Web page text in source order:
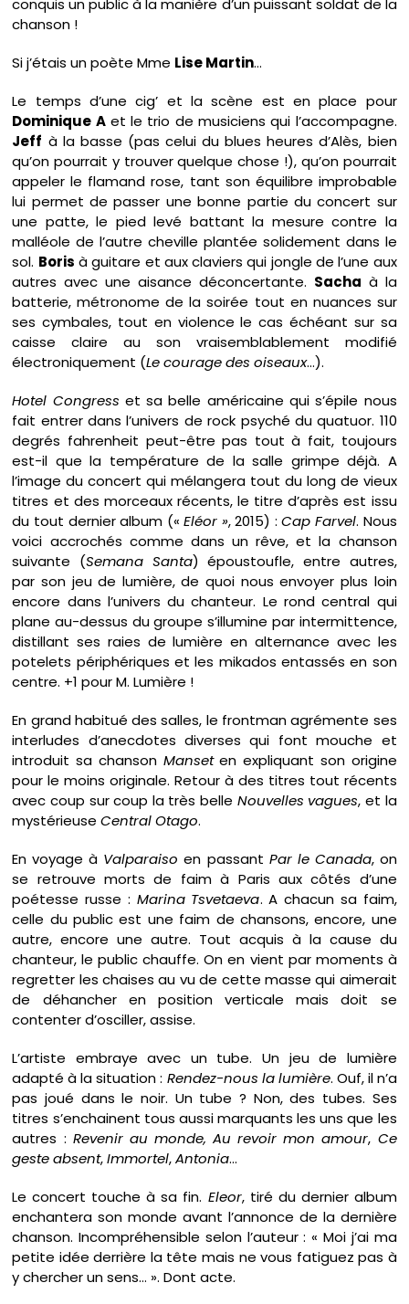
conquis un public à la manière d’un puissant soldat de la
chanson !
Si j’étais un poète Mme Lise Martin…
Le temps d’une cig’ et la scène est en place pour
Dominique Aet le trio de musiciens qui l’accompagne.
Jeff à la basse (pas celui du blues heures d’Alès, bien
qu’on pourrait y trouver quelque chose !), qu’on pourrait
appeler le flamand rose, tant son équilibre improbable
lui permet de passer une bonne partie du concert sur
une patte, le pied levé battant la mesure contre la
malléole de l’autre cheville plantée solidement dans le
sol. Boris à guitare et aux claviers qui jongle de l’une aux
autres avec une aisance déconcertante. Sacha à la
batterie, métronome de la soirée tout en nuances sur
ses cymbales, tout en violence le cas échéant sur sa
caisse claire au son vraisemblablement modifié
électroniquement (Le courage des oiseaux…).
Hotel Congress et sa belle américaine qui s’épile nous
fait entrer dans l’univers de rock psyché du quatuor. 110
degrés fahrenheit peut-être pas tout à fait, toujours
est-il que la température de la salle grimpe déjà. A
l’image du concert qui mélangera tout du long de vieux
titres et des morceaux récents, le titre d’après est issu
du tout dernier album («Eléor », 2015) :Cap Farvel. Nous
voici accrochés comme dans un rêve, et la chanson
suivante (Semana Santa) époustoufle, entre autres,
par son jeu de lumière, de quoi nous envoyer plus loin
encore dans l’univers du chanteur. Le rond central qui
plane au-dessus du groupe s’illumine par intermittence,
distillant ses raies de lumière en alternance avec les
potelets périphériques et les mikados entassés en son
centre. +1 pour M. Lumière !
En grand habitué des salles, le frontman agrémente ses
interludes d’anecdotes diverses qui font mouche et
introduit sa chanson Manseten expliquant son origine
pour le moins originale. Retour à des titres tout récents
avec coup sur coup la très belle Nouvelles vagues, et la
mystérieuseCentral Otago.
En voyage à Valparaiso en passant Par le Canada, on
se retrouve morts de faim à Paris aux côtés d’une
poétesse russe : Marina Tsvetaeva. A chacun sa faim,
celle du public est une faim de chansons, encore, une
autre, encore une autre. Tout acquis à la cause du
chanteur, le public chauffe. On en vient par moments à
regretter les chaises au vu de cette masse qui aimerait
de déhancher en position verticale mais doit se
contenter d’osciller, assise.
L’artiste embraye avec un tube. Un jeu de lumière
adapté à la situation : Rendez-nous la lumière. Ouf, il n’a
pas joué dans le noir. Un tube ? Non, des tubes. Ses
titres s’enchainent tous aussi marquants les uns que les
autres : Revenir au monde, Au revoir mon amour, Ce
geste absent,Immortel,Antonia…
Le concert touche à sa fin. Eleor, tiré du dernier album
enchantera son monde avant l’annonce de la dernière
chanson. Incompréhensible selon l’auteur : « Moi j’ai ma
petite idée derrière la tête mais ne vous fatiguez pas à
y chercher un sens… ». Dont acte.